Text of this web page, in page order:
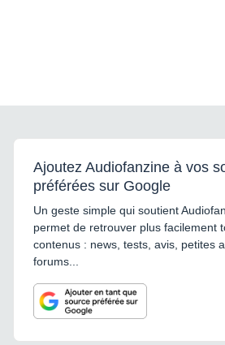
Ajoutez Audiofanzine à vos
préférées sur Google
Un geste simple qui soutient
permet de retrouver plus facilement
contenus : news, tests, avis, petites
forums...